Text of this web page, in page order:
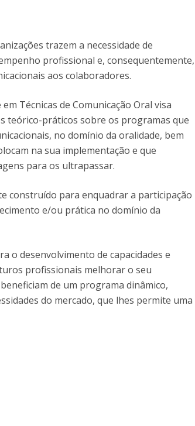
trazem a necessidade de
profissional e, consequentemente,
aos colaboradores.
Técnicas de Comunicação Oral visa
teórico-práticos sobre os programas que
no domínio da oralidade, bem
na sua implementação e que
para os ultrapassar.
construído para enquadrar a participação
e/ou prática no domínio da
o desenvolvimento de capacidades e
profissionais melhorar o seu
de um programa dinâmico,
do mercado, que lhes permite uma